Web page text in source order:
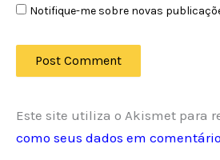
Notifique-me sobre novas
Este site utiliza o Akismet para
como seus dados em